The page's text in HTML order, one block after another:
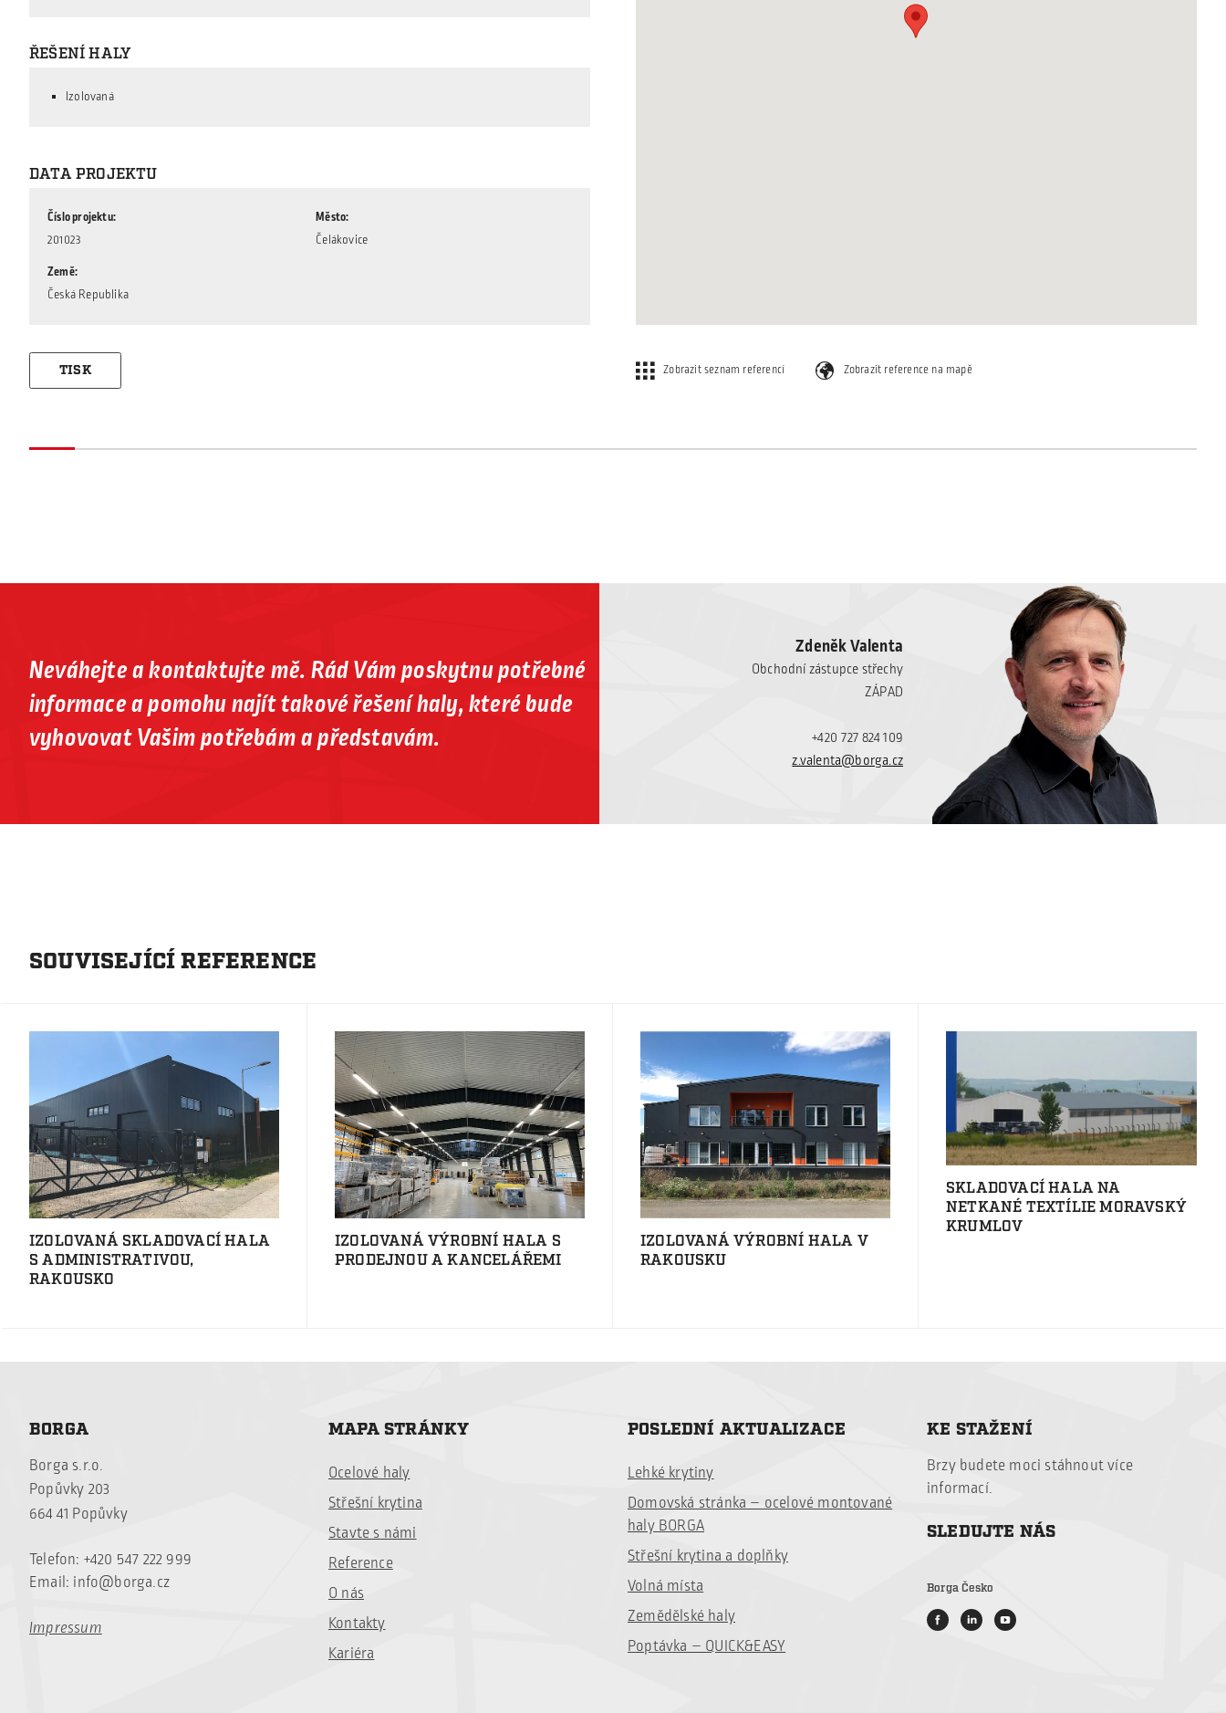
ŘEŠENÍ HALY
Izolovaná
DATA PROJEKTU
Číslo projektu
201023
Země
Česká Republika
Město
Čelákovice
TISK Zobrazit seznam referencí Zobrazit reference na mapě
Zdeněk Valenta
Obchodní zástupce střechy
ZÁPAD
+420 727 824 109
z.valenta@borga.cz
Neváhejte a kontaktujte mě. Rád Vám poskytnu potřebné
informace a pomohu najít takové řešení haly, které bude
vyhovovat Vašim potřebám a představám.
SOUVISEJÍCÍ REFERENCE
IZOLOVANÁ SKLADOVACÍ HALA
S ADMINISTRATIVOU,
RAKOUSKO
IZOLOVANÁ VÝROBNÍ HALA S
PRODEJNOU A KANCELÁŘEMI
IZOLOVANÁ VÝROBNÍ HALA V
RAKOUSKU
SKLADOVACÍ HALA NA
NETKANÉ TEXTÍLIE MORAVSKÝ
KRUMLOV
BORGA
Borga s.r.o.
Popůvky 203
664 41 Popůvky
Telefon: +420 547 222 999
Email: info@borga.cz
Impressum
MAPA STRÁNKY
Ocelové haly
Střešní krytina
Stavte s námi
Reference
O nás
Kontakty
Kariéra
POSLEDNÍ AKTUALIZACE
Lehké krytiny
Domovská stránka – ocelové montované
haly BORGA
Střešní krytina a doplňky
Volná místa
Zemědělské haly
Poptávka – QUICK&EASY
KE STAŽENÍ
Brzy budete moci stáhnoutvíce
informací.
SLEDUJTE NÁS
Borga Česko